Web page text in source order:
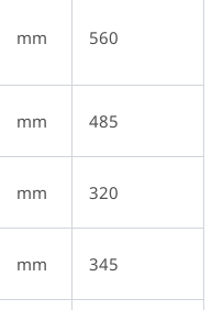
mm 560
mm 485
mm 320
mm 345